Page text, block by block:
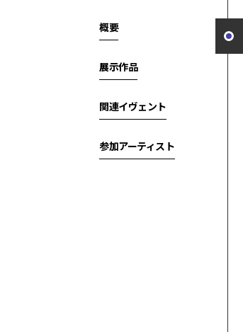
概要
展示作品
関連イヴェント
参加アーティスト